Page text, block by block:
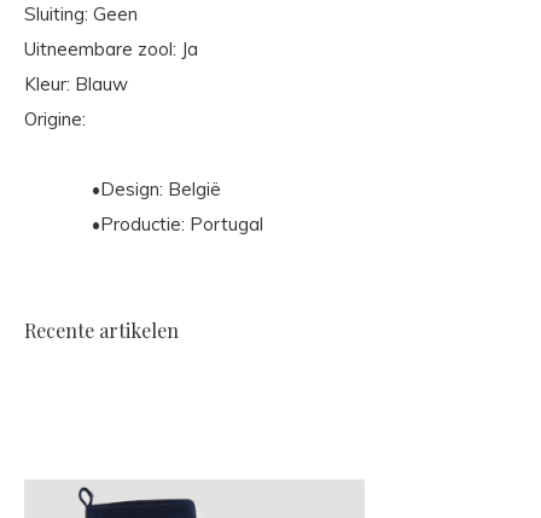
Sluiting: Geen
Uitneembare zool: Ja
Kleur: Blauw
Origine:
•Design: België
•Productie: Portugal
Recente artikelen